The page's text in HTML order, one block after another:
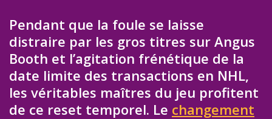
Pendant que la foule se laisse
distraire par les gros titres sur Angus
Booth et l’agitation frénétique de la
date limite des transactions en NHL,
les véritables maîtres du jeu profitent
de ce reset temporel. Le changement